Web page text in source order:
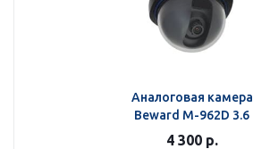
Аналоговая камера
Beward M-962D 3.6
4 300р.